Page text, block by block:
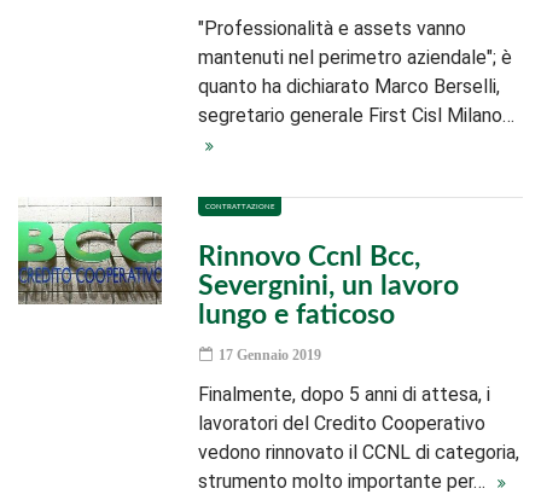
"Professionalità e assets vanno
mantenuti nel perimetro aziendale"; è
quanto ha dichiarato Marco Berselli,
segretario generale First Cisl Milano…
CONTRATTAZIONE
Rinnovo Ccnl Bcc,
Severgnini, un lavoro
lungo e faticoso
17 Gennaio 2019
Finalmente, dopo 5 anni di attesa, i
lavoratori del Credito Cooperativo
vedono rinnovato il CCNL di categoria,
strumento molto importante per…